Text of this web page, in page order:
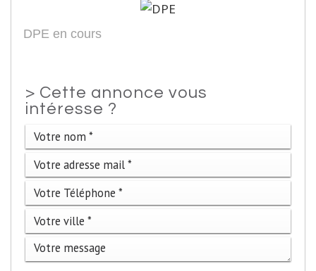
DPE en cours
> Cette annonce vous
intéresse ?